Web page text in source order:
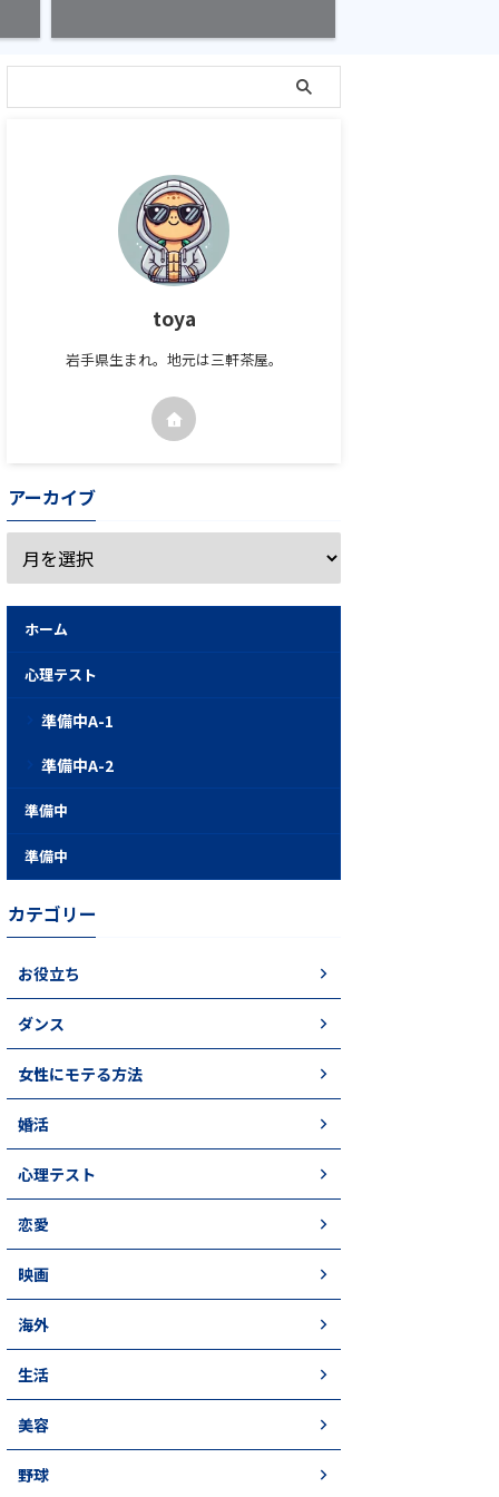
toya
岩手県生まれ。地元は三軒茶屋。
アーカイブ
ホーム
心理テスト
準備中A-1
準備中A-2
準備中
準備中
カテゴリー
お役立ち
ダンス
女性にモテる方法
婚活
心理テスト
恋愛
映画
海外
生活
美容
野球